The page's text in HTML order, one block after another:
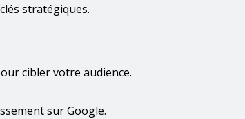
stratégiques.
cibler votre audience.
sur Google.